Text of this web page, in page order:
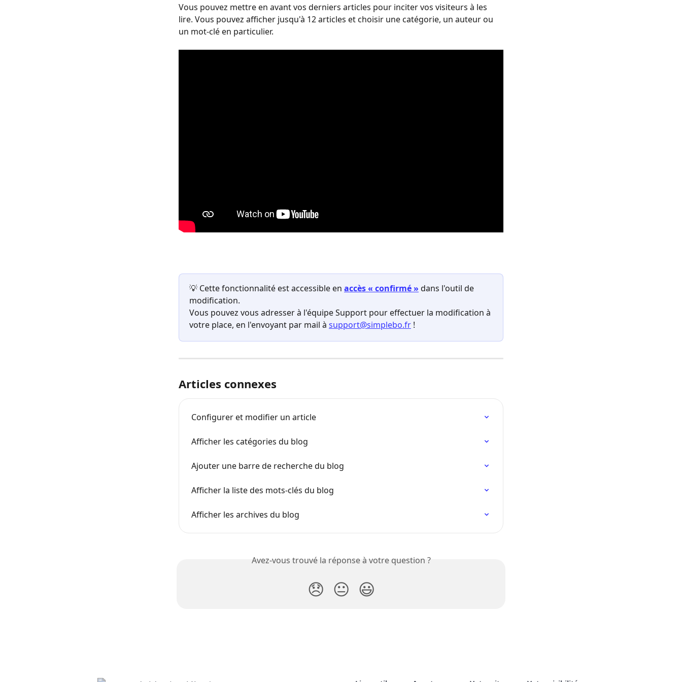
Vous pouvez mettre en avant vos derniers articles pour inciter vos visiteurs à les
lire. Vous pouvez afficher jusqu'à 12 articles et choisir une catégorie, un auteur ou
un mot-clé en particulier.
💡 Cette fonctionnalité est accessible en accès « confirmé » dans l'outil de
modification.
Vous pouvez vous adresser à l'équipe Support pour effectuer la modification à
votre place, en l'envoyant par mail à support@simplebo.fr !
Articles connexes
Configurer et modifier un article
Afficher les catégories du blog
Ajouter une barre de recherche du blog
Afficher la liste des mots-clés du blog
Afficher les archives du blog
Avez-vous trouvé la réponse à votre question ?
😞 😐 😃